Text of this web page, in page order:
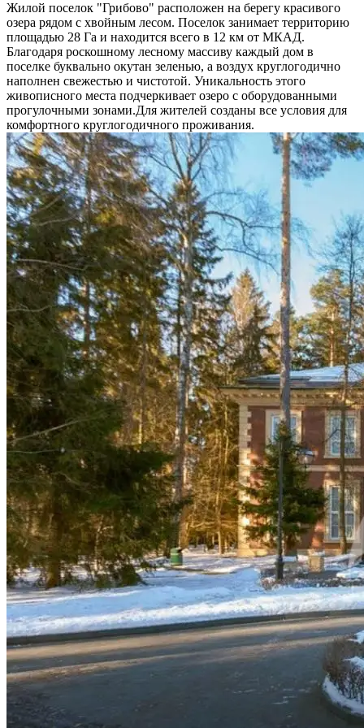
Жилой поселок "Грибово" расположен на берегу красивого
озера рядом с хвойным лесом. Поселок занимает территорию
площадью 28 Га и находится всего в 12 км от МКАД.
Благодаря роскошному лесному массиву каждый дом в
поселке буквально окутан зеленью, а воздух круглогодично
наполнен свежестью и чистотой. Уникальность этого
живописного места подчеркивает озеро с оборудованными
прогулочными зонами.Для жителей созданы все условия для
комфортного круглогодичного проживания.